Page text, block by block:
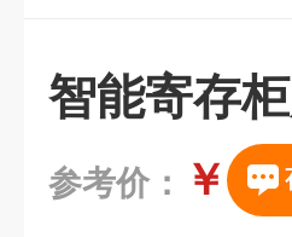
智能寄存
参考价： ￥